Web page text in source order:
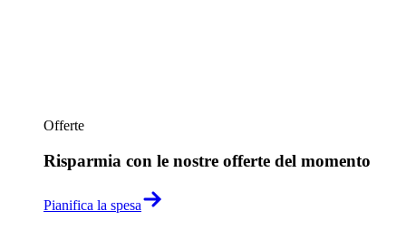
Offerte
Risparmia con le nostre offerte del momento
Pianifica la spesa